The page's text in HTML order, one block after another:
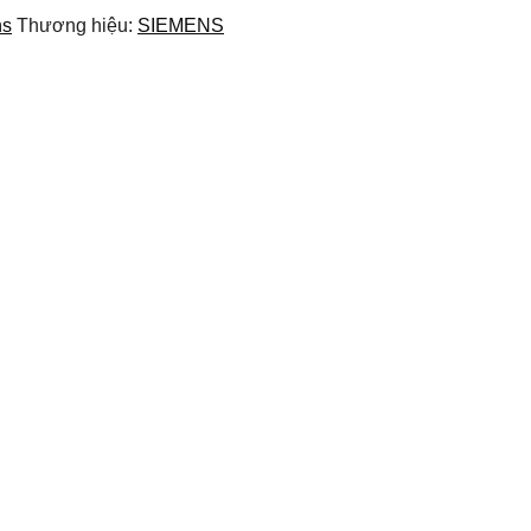
Thương hiệu: SIEMENS